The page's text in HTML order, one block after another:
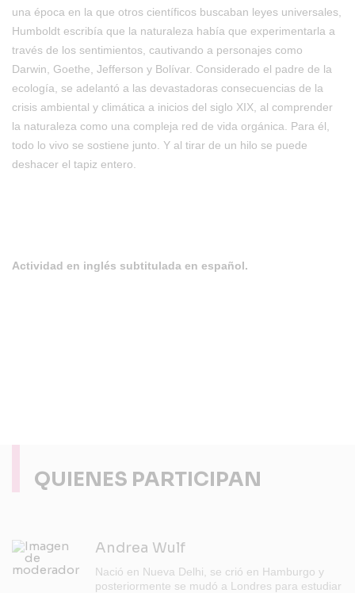
una época en la que otros científicos buscaban leyes universales,
Humboldt escribía que la naturaleza había que experimentarla a
través de los sentimientos, cautivando a personajes como
Darwin, Goethe, Jefferson y Bolívar. Considerado el padre de la
ecología, se adelantó a las devastadoras consecuencias de la
crisis ambiental y climática a inicios del siglo XIX, al comprender
la naturaleza como una compleja red de vida orgánica. Para él,
todo lo vivo se sostiene junto. Y al tirar de un hilo se puede
deshacer el tapiz entero.
Actividad en inglés subtitulada en español.
QUIENES PARTICIPAN
Andrea Wulf
Nació en Nueva Delhi, se crió en Hamburgo y
posteriormente se mudó a Londres para estudiar